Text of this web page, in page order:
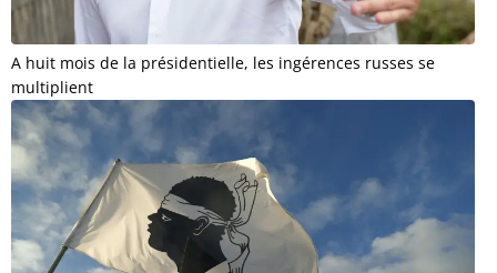
A huit mois de la présidentielle, les ingérences russes se
multiplient